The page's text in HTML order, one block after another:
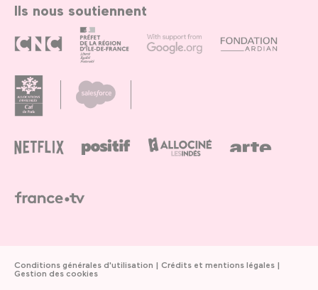
Ils nous soutiennent
Conditions générales d'utilisation
Crédits et mentions légales
Gestion des cookies